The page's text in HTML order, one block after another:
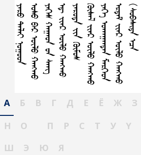
А Б В Г Д Е Ё Ж З
Н
О П Р С Т У Ү
Ш
Э Ю Я